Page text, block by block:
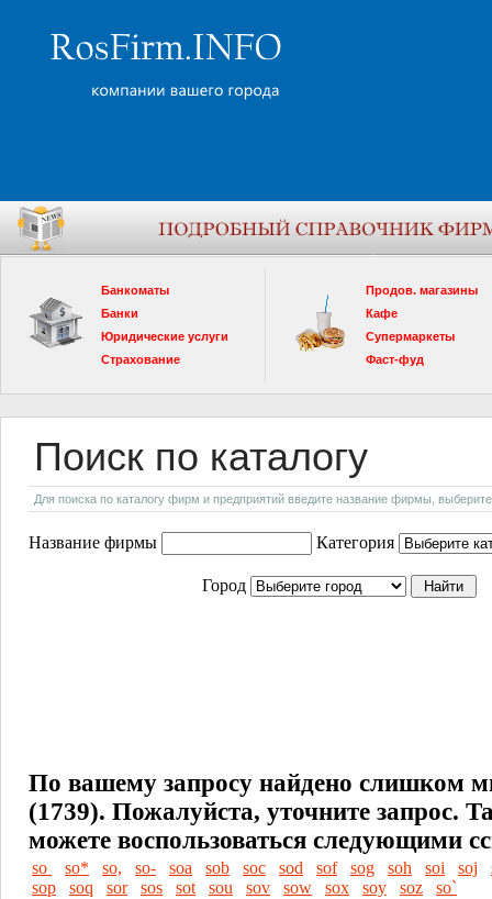
Банкоматы
Банки
Юридические услуги
Страхование
Продов. магазины
Кафе
Супермаркеты
Фаст-фуд
Поиск по каталогу
Для поиска по каталогу фирм и предприятий введите название фирмы, выберите
Название фирмы Категория
Город
По вашему запросу найдено слишком
(1739). Пожалуйста, уточните запрос.
можете воспользоваться следующими
so so* so, so- soa sob soc sod sof sog soh soi soj
sop
soq sor sos sot sou sov sow sox soy soz so`